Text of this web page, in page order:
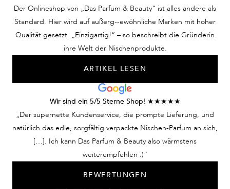
Der Onlineshop von „Das Parfum & Beauty“ ist alles andere als
Standard. Hier wird auf außerg--ewöhnliche Marken mit hoher
Qualität gesetzt. „Einzigartig!“ – so beschreibt die Gründerin
ihre Welt der Nischenprodukte.
ARTIKEL LESEN
Wir sind ein 5/5 Sterne Shop! ★★★★★
„Der supernette Kundenservice, die prompte Lieferung, und
natürlich das edle, sorgfältig verpackte Nischen-Parfum an sich,
[…]. Ich kann Das Parfum & Beauty also wärmstens
weiterempfehlen :)“
BEWERTUNGEN